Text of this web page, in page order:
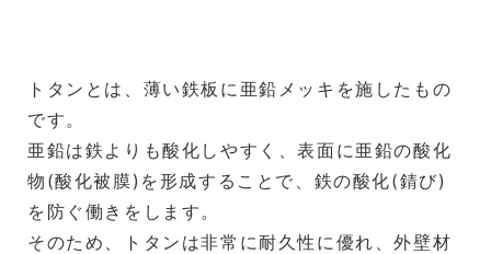
トタンとは、薄い鉄板に亜鉛メッキを施したもの
です。
亜鉛は鉄よりも酸化しやすく、表面に亜鉛の酸化
物(酸化被膜)を形成することで、鉄の酸化(錆び)
を防ぐ働きをします。
そのため、トタンは非常に耐久性に優れ、外壁材